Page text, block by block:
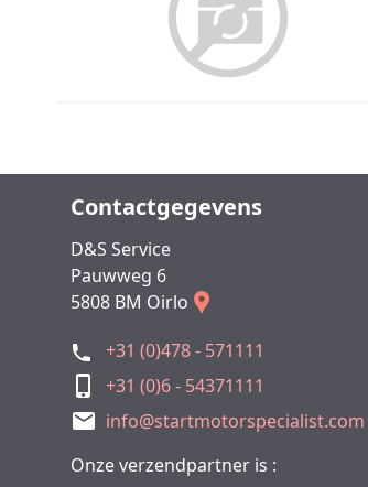
Contactgegevens
D&S Service
Pauwweg 6
5808 BM Oirlo
+31 (0)478 - 571111
+31 (0)6 - 54371111
info@startmotorspecialist.com
Onze verzendpartner is :